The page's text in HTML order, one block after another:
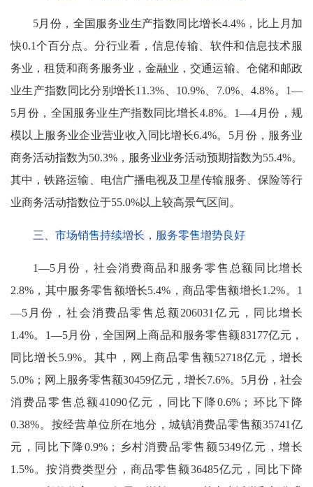
5月份，全国服务业生产指数同比增长4.4%，比上月加
快0.1个百分点。分行业看，信息传输、软件和信息技术服
务业，租赁和商务服务业，金融业，交通运输、仓储和邮政
业生产指数同比分别增长11.3%、10.9%、7.0%、4.8%。1—
5月份，全国服务业生产指数同比增长4.8%。1—4月份，规
模以上服务业企业营业收入同比增长6.4%。5月份，服务业
商务活动指数为50.3%，服务业业务活动预期指数为55.4%。
其中，铁路运输、电信广播电视及卫星传输服务、保险等行
业商务活动指数位于55.0%以上较高景气区间。
三、市场销售持续增长，服务零售增势良好
1—5月份，社会消费商品和服务零售总额同比增长
2.8%，其中服务零售额增长5.4%，商品零售额增长1.2%。1
—5月份，社会消费品零售总额206031亿元，同比增长
1.4%。1—5月份，全国网上商品和服务零售额83177亿元，
同比增长5.9%。其中，网上商品零售额52718亿元，增长
5.0%；网上服务零售额30459亿元，增长7.6%。5月份，社会
消费品零售总额41090亿元，同比下降0.6%；环比下降
0.38%。按经营单位所在地分，城镇消费品零售额35741亿
元，同比下降0.9%；乡村消费品零售额5349亿元，增长
1.5%。按消费类型分，商品零售额36485亿元，同比下降